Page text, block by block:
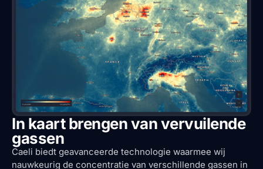
In kaart brengen van vervuilende
gassen
Caeli biedt geavanceerde technologie waarmee wij
nauwkeurig de concentratie van verschillende gassen in